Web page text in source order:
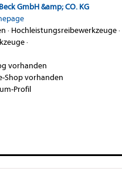
GmbH &amp; CO. KG
· Hochleistungsreibewerkzeuge·
·
vorhanden
Shop vorhanden
Profil